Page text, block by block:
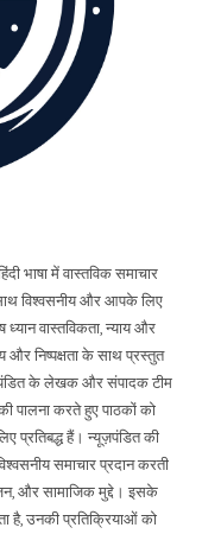
भाषा में वास्तविक समाचार
विश्वसनीय और आपके लिए
ध्यान वास्तविकता, न्याय और
और निष्पक्षता के साथ प्रस्तुत
के लेखक और संपादक टीम
पालना करते हुए पाठकों को
प्रतिबद्ध हैं। न्यूज़पंडित की
समाचार प्रदान करती
और सामाजिक मुद्दे। इसके
है, उनकी प्रतिक्रियाओं को